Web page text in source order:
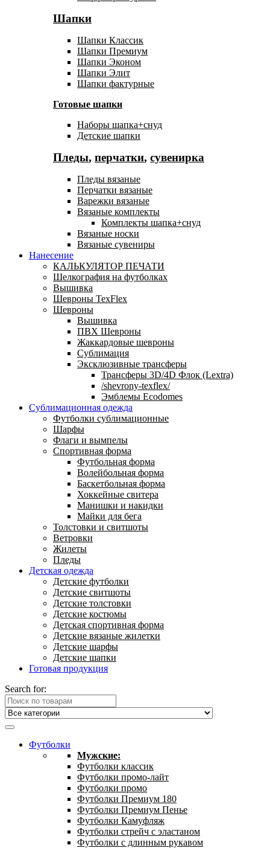
Шапки
Шапки Классик
Шапки Премиум
Шапки Эконом
Шапки Элит
Шапки фактурные
Готовые шапки
Наборы шапка+снуд
Детские шапки
Пледы, перчатки, сувенирка
Пледы вязаные
Перчатки вязаные
Варежки вязаные
Вязаные комплекты
Комплекты шапка+снуд
Вязаные носки
Вязаные сувениры
Нанесение
КАЛЬКУЛЯТОР ПЕЧАТИ
Шелкография на футболках
Вышивка
Шевроны TexFlex
Шевроны
Вышивка
ПВХ Шевроны
Жаккардовые шевроны
Сублимация
Эксклюзивные трансферы
Трансферы 3D/4D Флок (Lextra)
/shevrony-texflex/
Эмблемы Ecodomes
Сублимационная одежда
Футболки сублимационные
Шарфы
Флаги и вымпелы
Спортивная форма
Футбольная форма
Волейбольная форма
Баскетбольная форма
Хоккейные свитера
Манишки и накидки
Майки для бега
Толстовки и свитшоты
Ветровки
Жилеты
Пледы
Детская одежда
Детские футболки
Детские свитшоты
Детские толстовки
Детские костюмы
Детская спортивная форма
Детские вязаные жилетки
Детские шарфы
Детские шапки
Готовая продукция
Search for:
Футболки
Мужские:
Футболки классик
Футболки промо-лайт
Футболки промо
Футболки Премиум 180
Футболки Премиум Пенье
Футболки Камуфляж
Футболки стрейч с эластаном
Футболки с длинным рукавом